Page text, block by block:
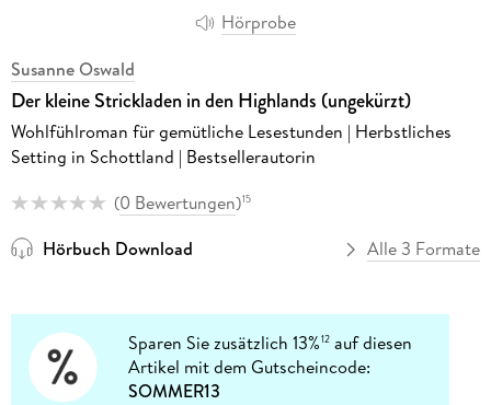
Hörprobe
Susanne Oswald
Der kleine Strickladen in den Highlands (ungekürzt)
Wohlfühlroman für gemütliche Lesestunden | Herbstliches
Setting in Schottland | Bestsellerautorin
(0 Bewertungen)15
Hörbuch Download Alle 3 Formate
Sparen Sie zusätzlich 13%12 auf diesen
Artikel mit dem Gutscheincode:
SOMMER13